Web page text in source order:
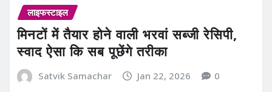
लाइफस्टाइल
मिनटों में तैयार होने वाली भरवां सब्जी रेसिपी,
स्वाद ऐसा कि सब पूछेंगे तरीका
Satvik Samachar Jan 22, 2026 0